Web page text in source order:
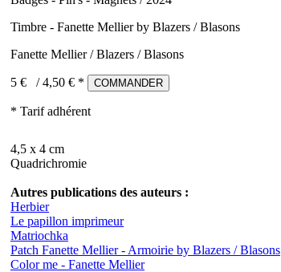
Timbre - Fanette Mellier by Blazers / Blasons
Fanette Mellier / Blazers / Blasons
5 € /4,50 € * COMMANDER
* Tarif adhérent
4,5 x 4 cm
Quadrichromie
Autres publications des auteurs :
Herbier
Le papillon imprimeur
Matriochka
Patch Fanette Mellier - Armoirie by Blazers / Blasons
Color me - Fanette Mellier